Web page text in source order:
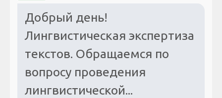
Добрый день!
Лингвистическая экспертиза
текстов. Обращаемся по
вопросу проведения
лингвистической...